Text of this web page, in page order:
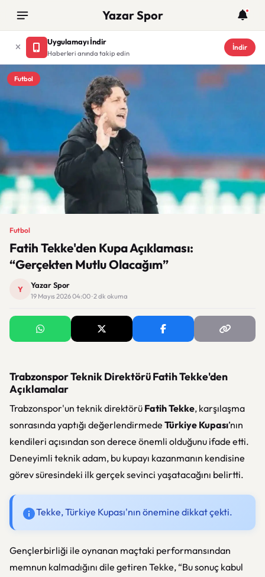
Yazar Spor
Uygulamayı İndir
Haberleri anında takip edin
İndir
Futbol
Futbol
Fatih Tekke'den Kupa Açıklaması:
“Gerçekten Mutlu Olacağım”
Y Yazar Spor
19 Mayıs 2026 04:00 · 2 dk okuma
Trabzonspor Teknik Direktörü Fatih Tekke'den
Açıklamalar
Trabzonspor'un teknik direktörü Fatih Tekke, karşılaşma
sonrasında yaptığı değerlendirmede Türkiye Kupası’nın
kendileri açısından son derece önemli olduğunu ifade etti.
Deneyimli teknik adam, bu kupayı kazanmanın kendisine
görev süresindeki ilk gerçek sevinci yaşatacağını belirtti.
Tekke, Türkiye Kupası'nın önemine dikkat çekti.
Gençlerbirliği ile oynanan maçtaki performansından
memnun kalmadığını dile getiren Tekke, “Bu sonuç kabul